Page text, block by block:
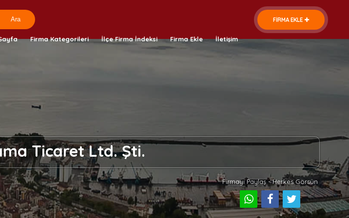
FİRMA EKLE
Firma Kategorileri İlçe Firma İndeksi Firma Ekle İletişim
Ticaret Ltd. Şti.
Firmayı Paylaş - Herkes Görsün